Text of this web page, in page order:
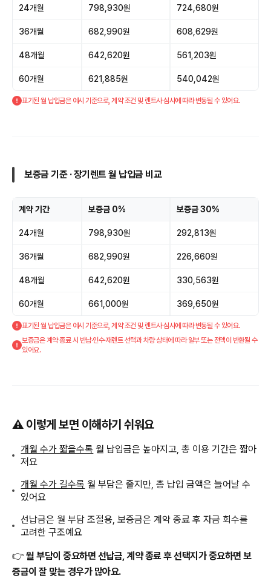
24개월 798,930원 724,680원
36개월 682,990원 608,629원
48개월 642,620원 561,203원
60개월 621,885원 540,042원
표기된 월 납입금은 예시 기준으로, 계약 조건 및 렌트사 심사에 따라 변동될 수 있어요.
보증금 기준 · 장기렌트 월 납입금 비교
계약 기간 보증금 0% 보증금 30%
24개월 798,930원 292,813원
36개월 682,990원 226,660원
48개월 642,620원 330,563원
60개월 661,000원 369,650원
표기된 월 납입금은 예시 기준으로, 계약 조건 및 렌트사 심사에 따라 변동될 수 있어요.
보증금은 계약 종료 시 반납·인수·재렌트 선택과 차량 상태에 따라 일부 또는 전액이 반환될 수
있어요.
⚠️ 이렇게 보면 이해하기 쉬워요
개월 수가 짧을수록 월 납입금은 높아지고, 총 이용 기간은 짧아
져요
개월 수가 길수록 월 부담은 줄지만, 총 납입 금액은 늘어날 수
있어요
선납금은 월 부담 조절용, 보증금은 계약 종료 후 자금 회수를
고려한 구조예요
👉 월 부담이 중요하면 선납금, 계약 종료 후 선택지가 중요하면 보
증금이 잘 맞는 경우가 많아요.